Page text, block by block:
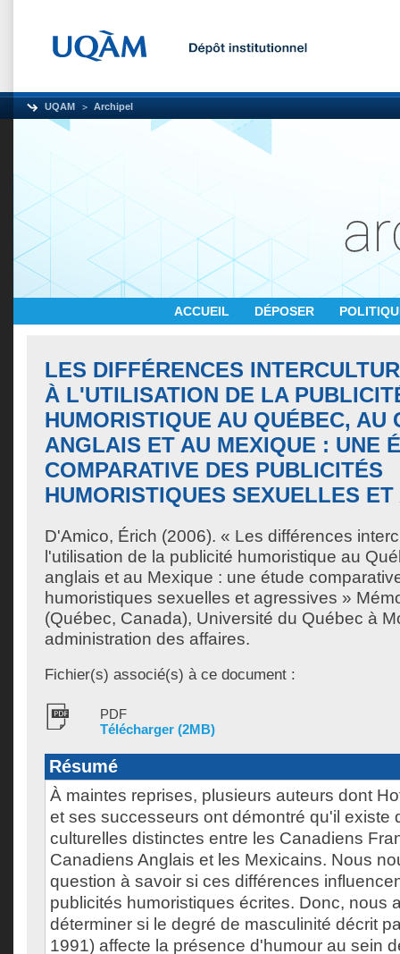
UQAM Archipel
ACCUEIL DÉPOSER
LES DIFFÉRENCES
À L'UTILISATION DE LA
HUMORISTIQUE AU QUÉBEC, AU
ANGLAIS ET AU MEXIQUE : UNE
COMPARATIVE DES PUBLICITÉS
HUMORISTIQUES SEXUELLES
D'Amico, Érich (2006). « Les différences
l'utilisation de la publicité humoristique au
anglais et au Mexique : une étude
humoristiques sexuelles et agressives »
(Québec, Canada), Université du Québec à
administration des affaires.
Fichier(s) associé(s) à ce document :
PDF
Télécharger (2MB)
Résumé
À maintes reprises, plusieurs auteurs dont
et ses successeurs ont démontré qu'il existe
culturelles distinctes entre les Canadiens
Canadiens Anglais et les Mexicains. Nous
question à savoir si ces différences
publicités humoristiques écrites. Donc, nous
déterminer si le degré de masculinité décrit
1991) affecte la présence d'humour au sein